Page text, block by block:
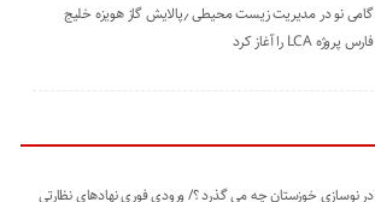
گامی نو در مدیریت زیست ‌محیطی ٫پالایش گاز هویزه خلیج
‌فارس پروژه LCA را آغاز کرد
در نوسازی خوزستان چه می گذرد ؟/ ورودی فوری نهادهای نظارتی